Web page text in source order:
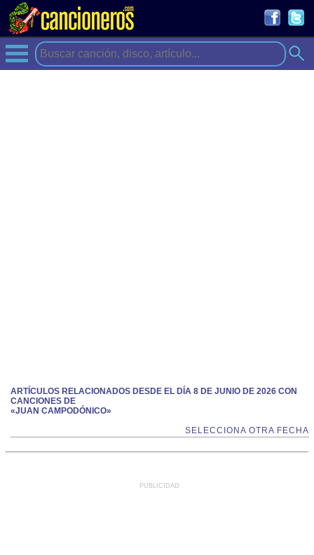
ARTÍCULOS RELACIONADOS DESDE EL DÍA 8 DE JUNIO DE 2026 CON
CANCIONES DE
«JUAN CAMPODÓNICO»
SELECCIONA OTRA FECHA
PUBLICIDAD